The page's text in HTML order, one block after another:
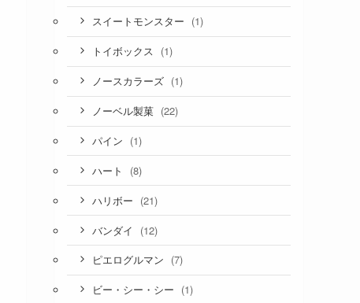
スイートモンスター (1)
トイボックス (1)
ノースカラーズ (1)
ノーベル製菓 (22)
パイン (1)
ハート (8)
ハリボー (21)
バンダイ (12)
ピエログルマン (7)
ビー・シー・シー (1)